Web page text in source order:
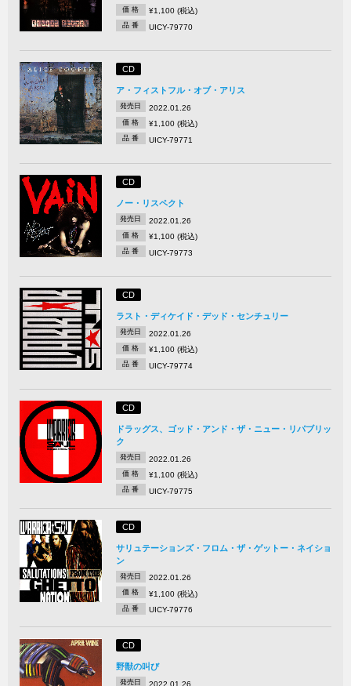
価 格 ¥1,100 (税込)
品 番 UICY-79770
CD
ア・フィストフル・オブ・アリス
発売日 2022.01.26
価 格 ¥1,100 (税込)
品 番 UICY-79771
CD
ノー・リスペクト
発売日 2022.01.26
価 格 ¥1,100 (税込)
品 番 UICY-79773
CD
ラスト・ディケイド・デッド・センチュリー
発売日 2022.01.26
価 格 ¥1,100 (税込)
品 番 UICY-79774
CD
ドラッグス、ゴッド・アンド・ザ・ニュー・リパブリッ
ク
発売日 2022.01.26
価 格 ¥1,100 (税込)
品 番 UICY-79775
CD
サリュテーションズ・フロム・ザ・ゲットー・ネイショ
ン
発売日 2022.01.26
価 格 ¥1,100 (税込)
品 番 UICY-79776
CD
野獣の叫び
発売日 2022.01.26